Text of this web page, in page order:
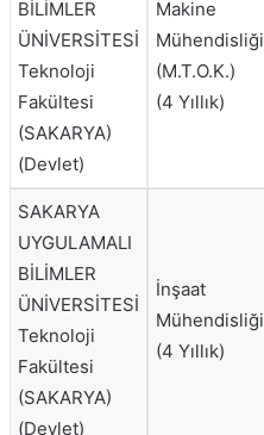
BİLİMLER
ÜNİVERSİTESİ
Teknoloji
Fakültesi
(SAKARYA)
(Devlet)
Makine
Mühendisliği
(M.T.O.K.)
(4 Yıllık)
SAKARYA
UYGULAMALI
BİLİMLER
ÜNİVERSİTESİ
Teknoloji
Fakültesi
(SAKARYA)
(Devlet)
İnşaat
Mühendisliği
(4 Yıllık)